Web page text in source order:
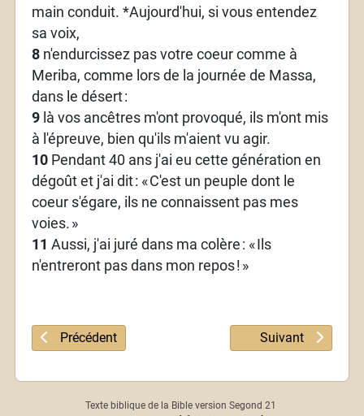
main conduit. *Aujourd'hui, si vous entendez
sa voix,
8n'endurcissez pas votre coeur comme à
Meriba, comme lors de la journée de Massa,
dans le désert:
9là vos ancêtres m'ont provoqué, ils m'ont mis
à l'épreuve, bien qu'ils m'aient vu agir.
10Pendant 40 ans j'ai eu cette génération en
dégoût et j'ai dit: «C'est un peuple dont le
coeur s'égare, ils ne connaissent pas mes
voies. »
11 Aussi, j'ai juré dans ma colère : «Ils
n'entreront pas dans mon repos! »
Article précédent : Psaume 94
Précédent Article suivant :
Suivant
Texte biblique de la Bible version Segond 21